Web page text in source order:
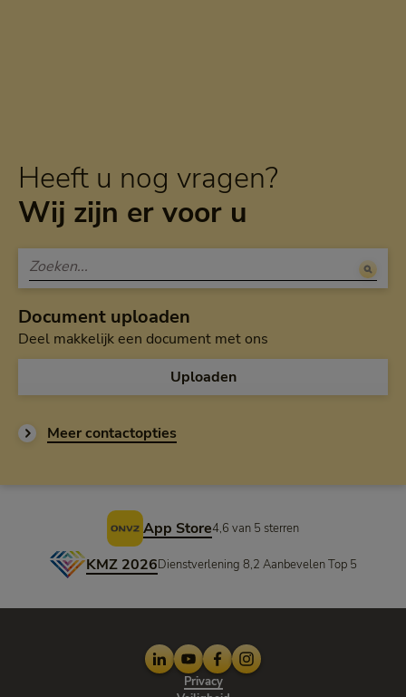
Heeft u nog vragen?
Wij zijn er voor u
Document uploaden
Deel makkelijk een document met ons
Uploaden
Meer contactopties
App Store4,6 van 5 sterren
KMZ 2026Dienstverlening 8,2 Aanbevelen Top 5
LinkedIn
YoutubeFacebook
Instagram
Privacy